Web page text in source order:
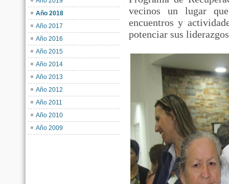
Año 2018
Año 2017
Año 2016
Año 2015
Año 2014
Año 2013
Año 2012
Año 2011
Año 2010
Año 2009
vecinos un lugar
encuentros y
potenciar sus